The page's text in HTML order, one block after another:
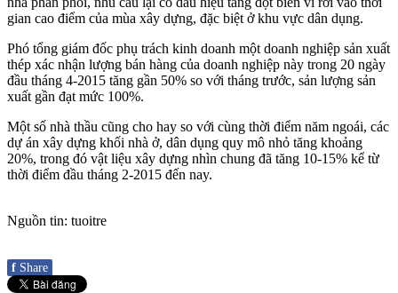
gian cao điểm của mùa xây dựng, đặc biệt ở khu vực dân dụng.
Phó tổng giám đốc phụ trách kinh doanh một doanh nghiệp sản xuất
thép xác nhận lượng bán hàng của doanh nghiệp này trong 20 ngày
đầu tháng 4-2015 tăng gần 50% so với tháng trước, sản lượng sản
xuất gần đạt mức 100%.
Một số nhà thầu cũng cho hay so với cùng thời điểm năm ngoái, các
dự án xây dựng khối nhà ở, dân dụng quy mô nhỏ tăng khoảng
20%, trong đó vật liệu xây dựng nhìn chung đã tăng 10-15% kể từ
thời điểm đầu tháng 2-2015 đến nay.
Nguồn tin: tuoitre
f Share